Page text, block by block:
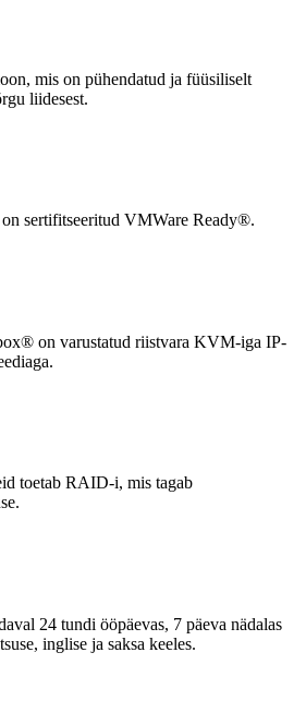
mis on pühendatud ja füüsiliselt
liidesest.
sertifitseeritud VMWare Ready®.
on varustatud riistvara KVM-iga IP-
toetab RAID-i, mis tagab
24 tundi ööpäevas, 7 päeva nädalas
inglise ja saksa keeles.